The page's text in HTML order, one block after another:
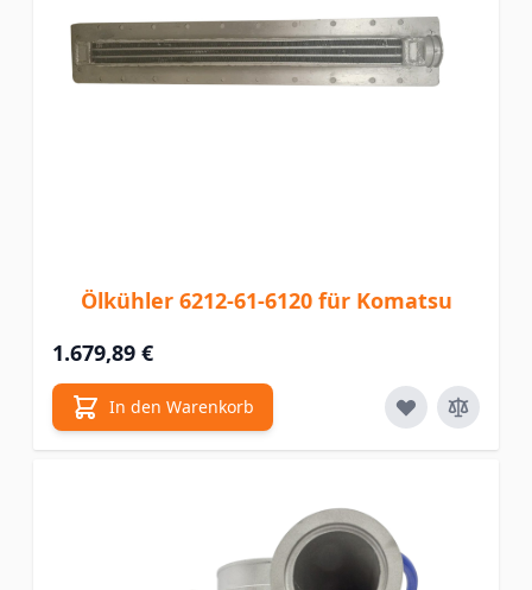
Ölkühler 6212-61-6120 für Komatsu
1.679,89 €
In den Warenkorb